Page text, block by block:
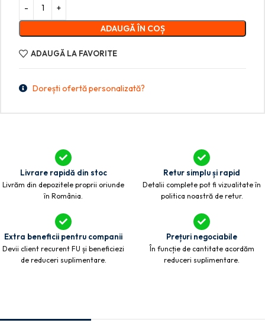
ADAUGĂ ÎN COȘ
ADAUGĂ LA FAVORITE
Dorești ofertă personalizată?
Livrare rapidă din stoc
Livrăm din depozitele proprii oriunde
în România.
Retur simplu și rapid
Detalii complete pot fi vizualitate în
politica noastră de retur.
Extra beneficii pentru companii
Devii client recurent FU și beneficiezi
de reduceri suplimentare.
Prețuri negociabile
În funcție de cantitate acordăm
reduceri suplimentare.